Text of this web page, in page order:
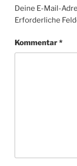
Deine E-Mail-
Erforderliche
Kommentar*